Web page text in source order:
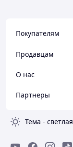
Покупателям
Продавцам
О нас
Партнеры
Тема - светлая